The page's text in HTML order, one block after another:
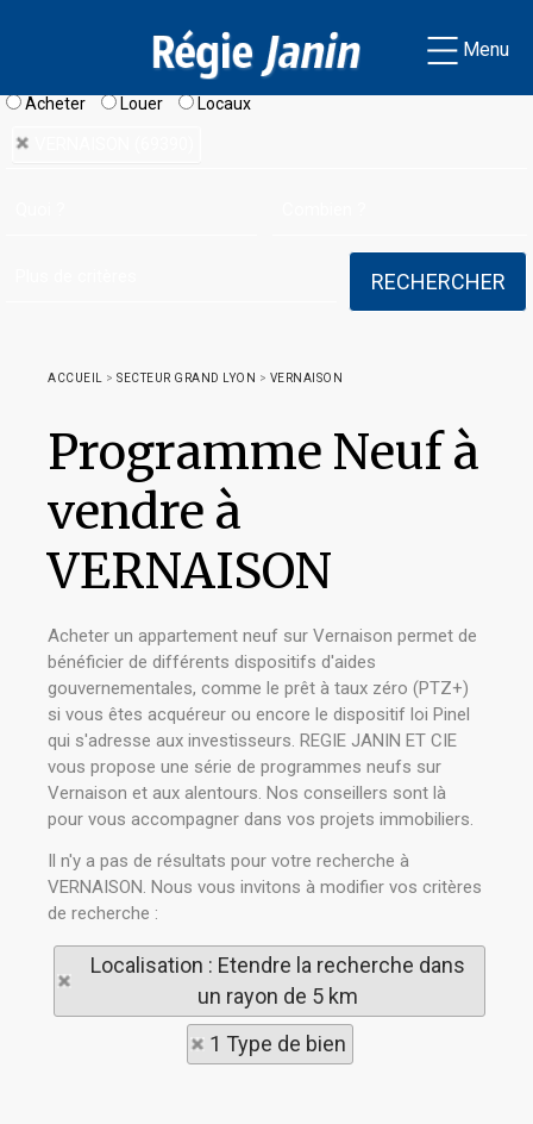
Menu
Acheter Louer Locaux
ACCUEIL > SECTEUR GRAND LYON > VERNAISON
Programme Neuf à
vendre à
VERNAISON
Acheter un appartement neuf sur Vernaison permet de
bénéficier de différents dispositifs d'aides
gouvernementales, comme le prêt à taux zéro (PTZ+)
si vous êtes acquéreur ou encore le dispositif loi Pinel
qui s'adresse aux investisseurs. REGIE JANIN ET CIE
vous propose une série de programmes neufs sur
Vernaison et aux alentours. Nos conseillers sont là
pour vous accompagner dans vos projets immobiliers.
Il n'y a pas de résultats pour votre recherche à
VERNAISON. Nous vous invitons à modifier vos critères
de recherche :
Localisation : Etendre la recherche dans
un rayon de 5 km
1 Type de bien